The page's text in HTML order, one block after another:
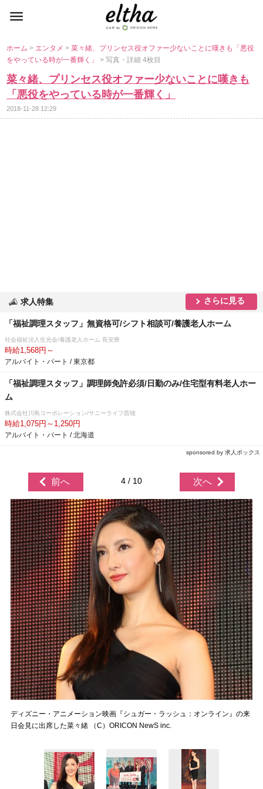
ホーム> エンタメ>菜々緒、プリンセス役オファー少ないことに嘆きも「悪役
をやっている時が一番輝く」> 写真・詳細 4枚目
菜々緒、プリンセス役オファー少ないことに嘆きも
「悪役をやっている時が一番輝く」
2018-11-28 12:29
求人特集 さらに見る
「福祉調理スタッフ」無資格可/シフト相談可/養護老人ホーム
社会福祉法人生光会/養護老人ホーム 長安寮
時給1,568円～
アルバイト・パート / 東京都
「福祉調理スタッフ」調理師免許必須/日勤のみ/住宅型有料老人ホー
ム
株式会社川島コーポレーション/サニーライフ苗穂
時給1,075円～1,250円
アルバイト・パート / 北海道
sponsored by 求人ボックス
前へ 4 / 10 次へ
ディズニー・アニメーション映画『シュガー・ラッシュ：オンライン』の来
日会見に出席した菜々緒 （C）ORICON NewS inc.